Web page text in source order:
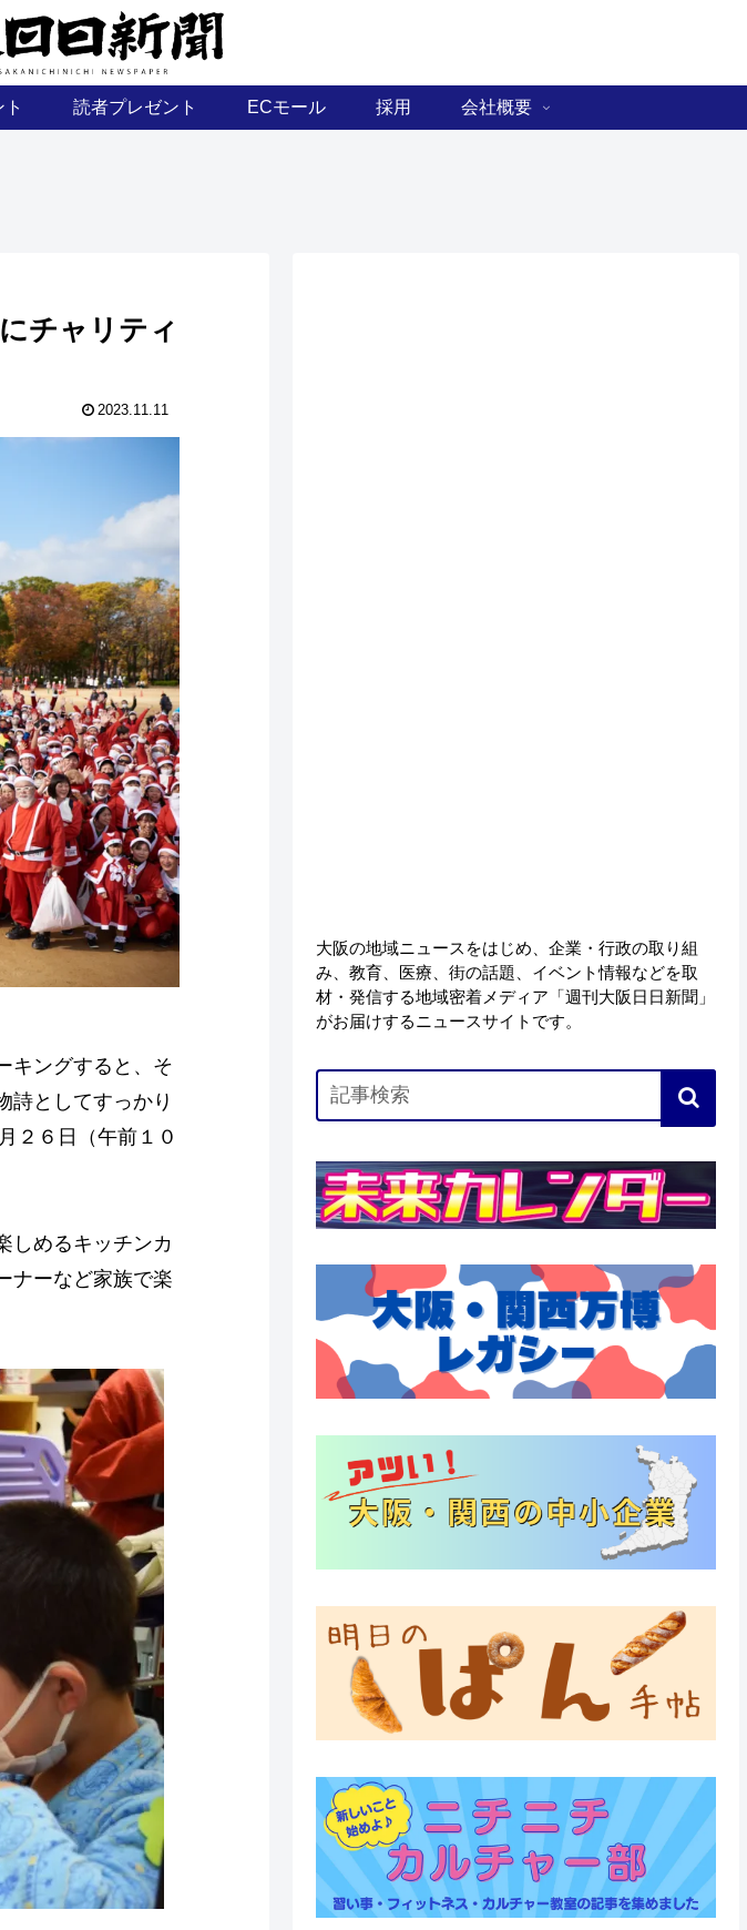
読者プレゼント ECモール 採用 会社概要
チャリティ
2023.11.11
キングすると、そ
詩としてすっかり
２６日（午前１０
しめるキッチンカ
ナーなど家族で楽
大阪の地域ニュースをはじめ、企業・行政の取り組
み、教育、医療、街の話題、イベント情報などを取
材・発信する地域密着メディア「週刊大阪日日新聞」
がお届けするニュースサイトです。